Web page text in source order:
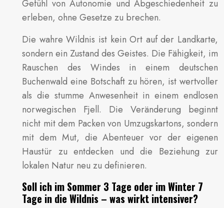
Gefühl von Autonomie und Abgeschiedenheit zu
erleben, ohne Gesetze zu brechen.
Die wahre Wildnis ist kein Ort auf der Landkarte,
sondern ein Zustand des Geistes. Die Fähigkeit, im
Rauschen des Windes in einem deutschen
Buchenwald eine Botschaft zu hören, ist wertvoller
als die stumme Anwesenheit in einem endlosen
norwegischen Fjell. Die Veränderung beginnt
nicht mit dem Packen von Umzugskartons, sondern
mit dem Mut, die Abenteuer vor der eigenen
Haustür zu entdecken und die Beziehung zur
lokalen Natur neu zu definieren.
Soll ich im Sommer 3 Tage oder im Winter 7
Tage in die Wildnis – was wirkt intensiver?